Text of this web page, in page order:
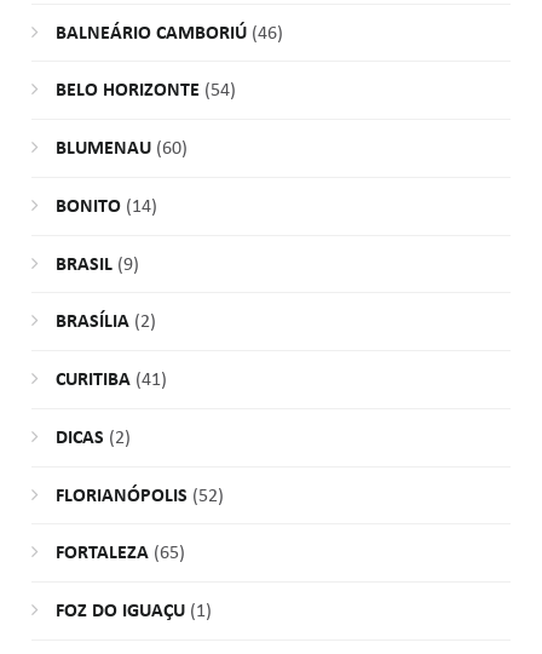
BALNEÁRIO CAMBORIÚ(46)
BELO HORIZONTE (54)
BLUMENAU(60)
BONITO(14)
BRASIL(9)
BRASÍLIA(2)
CURITIBA(41)
DICAS (2)
FLORIANÓPOLIS (52)
FORTALEZA(65)
FOZ DO IGUAÇU(1)